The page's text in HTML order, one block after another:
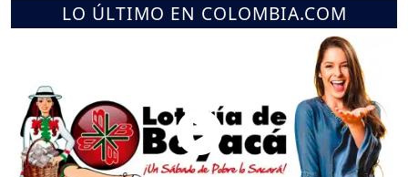
LO ÚLTIMO EN COLOMBIA.COM